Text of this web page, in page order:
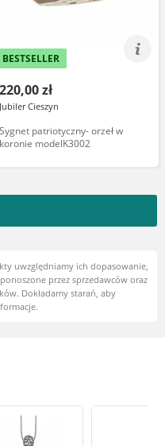
BESTSELLER
220,00 zł
Jubiler Cieszyn
Sygnet patriotyczny- orzeł w
koronie modelK3002
uwzględniamy ich dopasowanie,
przez sprzedawców oraz
Dokładamy starań, aby